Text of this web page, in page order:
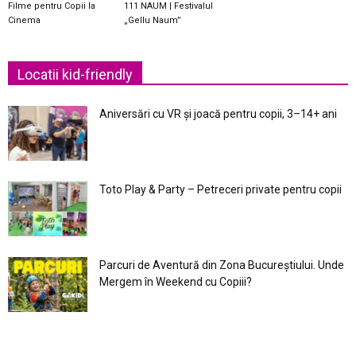
Filme pentru Copii la
Cinema
111 NAUM | Festivalul
„Gellu Naum”
Locatii kid-friendly
Aniversări cu VR și joacă pentru copii, 3–14+ ani
Toto Play & Party – Petreceri private pentru copii
Parcuri de Aventură din Zona Bucureştiului. Unde
Mergem în Weekend cu Copiii?